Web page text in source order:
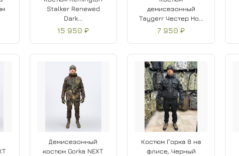
Stalker Renewed
Dark...
15 950 ₽
демисезонный
Taygerr Честер Но...
7 950 ₽
Демисезонный
костюм Gorka NEXT
Костюм Горка 8 на
флисе, Черный